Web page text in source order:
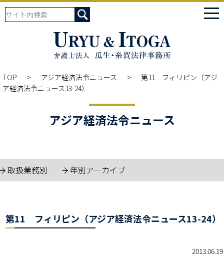
TOP アジア経済法令ニュース
第11 フィリピン（アジ
ア経済法令ニュース13-24）
アジア経済法令ニュース
取扱業務別 年別アーカイブ
第11 フィリピン（アジア経済法令ニュース13-24）
2013.06.19